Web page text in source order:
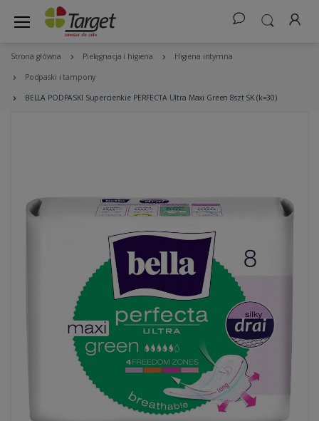
Strona główna Pielęgnacja i higiena Higiena intymna
Podpaski i tampony
BELLA PODPASKI Supercienkie PERFECTA Ultra Maxi Green 8szt SK (k=30)